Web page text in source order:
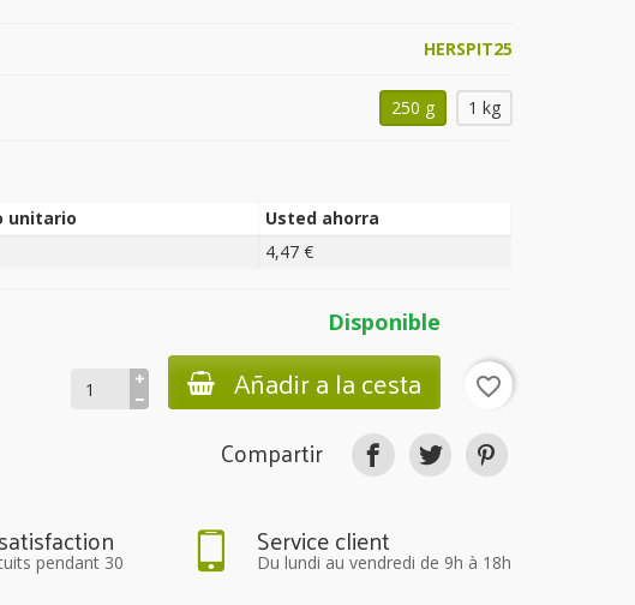
HERSPIT25
250 g 1 kg
unitario
Usted ahorra
4,47 €
Disponible
Añadir a la cesta favorite_border
Compartir
pendant 30
Service client
Du lundi au vendredi de 9h à 18h